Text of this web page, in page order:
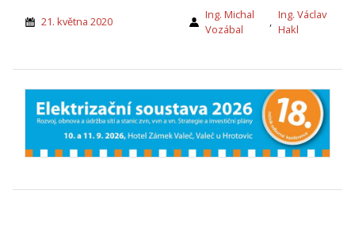
21. května 2020
Ing. Michal
Vozábal
,
Ing. Václav
Hakl